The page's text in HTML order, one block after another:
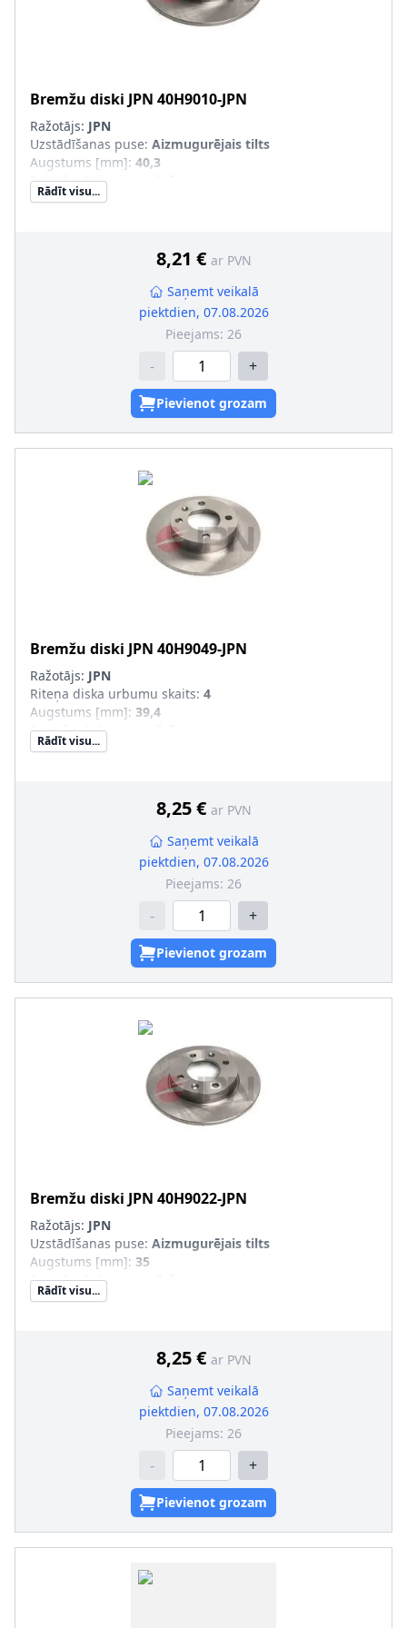
Bremžu diski JPN 40H9010-JPN
Ražotājs: JPN
Uzstādīšanas puse: Aizmugurējais tilts
Augstums [mm]: 40,3
Bremžu diska tips
Bremžu diska biezums [mm]
Centrējošais diametrs [mm]:
Rādīt visu...
8,21 € ar PVN
Saņemt veikalā
piektdien, 07.08.2026
Pieejams: 26
- +
Pievienot grozam
Bremžu diski JPN 40H9049-JPN
Ražotājs: JPN
Riteņa diska urbumu skaits: 4
Augstums [mm]: 39,4
Bremžu diska tips
Bremžu diska biezums [mm]
:100
Rumbas diametrs [mm]:135
Rādīt visu...
8,25 € ar PVN
Saņemt veikalā
piektdien, 07.08.2026
Pieejams: 26
- +
Pievienot grozam
Bremžu diski JPN 40H9022-JPN
Ražotājs: JPN
Uzstādīšanas puse: Aizmugurējais tilts
Augstums [mm]: 35
Bremžu diska tips
Bremžu diska biezums [mm]
Centrējošais diametrs [mm]:
Rādīt visu...
8,25 € ar PVN
Saņemt veikalā
piektdien, 07.08.2026
Pieejams: 26
- +
Pievienot grozam